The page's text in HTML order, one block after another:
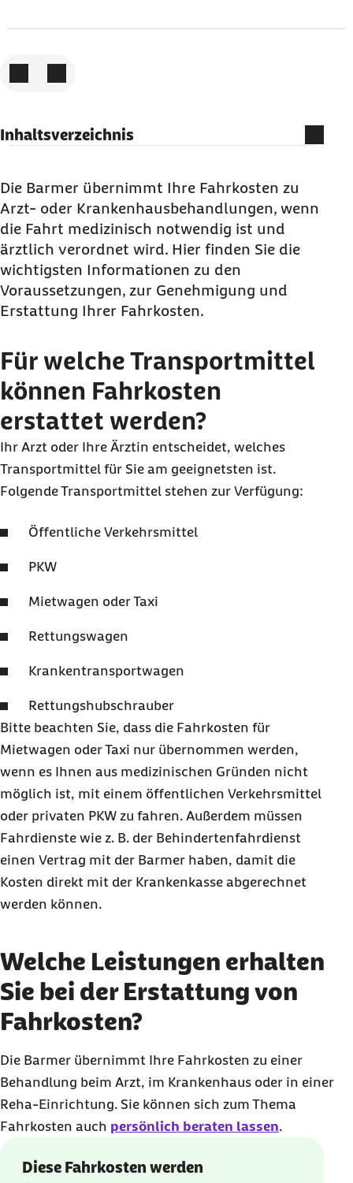
Inhaltsverzeichnis
erstattet werden?
Welche Leistungen erhalten Sie bei der
Erstattung von Fahrkosten?
Bezahlt die Krankenkasse Fahrkosten?
Wie beantragen Sie eine Erstattung von
Fahrkosten?
Die Barmer übernimmt Ihre Fahrkosten zu
Arzt‑ oder Krankenhausbehandlungen, wenn
die Fahrt medizinisch notwendig ist und
ärztlich verordnet wird. Hier finden Sie die
wichtigsten Informationen zu den
Voraussetzungen, zur Genehmigung und
Erstattung Ihrer Fahrkosten.
Für welche Transportmittel
können Fahrkosten
erstattet werden?
Ihr Arzt oder Ihre Ärztin entscheidet, welches
Transportmittel für Sie am geeignetsten ist.
Folgende Transportmittel stehen zur Verfügung:
Öffentliche Verkehrsmittel
PKW
Mietwagen oder Taxi
Rettungswagen
Krankentransportwagen
Rettungshubschrauber
Bitte beachten Sie, dass die Fahrkosten für
Mietwagen oder Taxi nur übernommen werden,
wenn es Ihnen aus medizinischen Gründen nicht
möglich ist, mit einem öffentlichen Verkehrsmittel
oder privaten PKW zu fahren. Außerdem müssen
Fahrdienste wie z. B. der Behindertenfahrdienst
einen Vertrag mit der Barmer haben, damit die
Kosten direkt mit der Krankenkasse abgerechnet
werden können.
Welche Leistungen erhalten
Sie bei der Erstattung von
Fahrkosten?
Die Barmer übernimmt Ihre Fahrkosten zu einer
Behandlung beim Arzt, im Krankenhaus oder in einer
Reha-Einrichtung. Sie können sich zum Thema
Fahrkosten auch persönlich beraten lassen.
Diese Fahrkosten werden